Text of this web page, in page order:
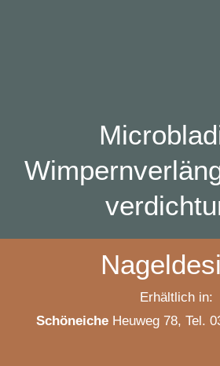
Erhältlich in:
Schöneiche Heuweg 78, Tel.